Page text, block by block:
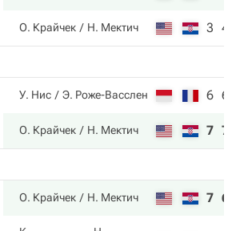
О. Крайчек Н. Мектич 3 4
У. Нис Э. Роже-Васслен 6 6
О. Крайчек Н. Мектич 7 7
О. Крайчек Н. Мектич 7 6